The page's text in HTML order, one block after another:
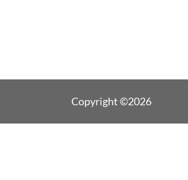
Copyright ©2026